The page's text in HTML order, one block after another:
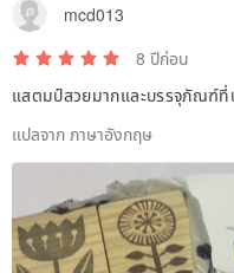
mcd013
8 ปีก่อน
แสตมป์สวยมากและบรรจุภัณฑ์
แปลจาก ภาษาอังกฤษ